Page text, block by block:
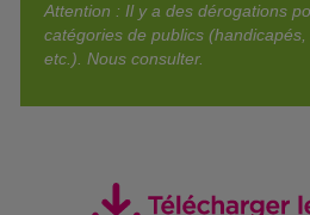
Attention : Il y a des dérogations
catégories de publics
etc.). Nous consulter.